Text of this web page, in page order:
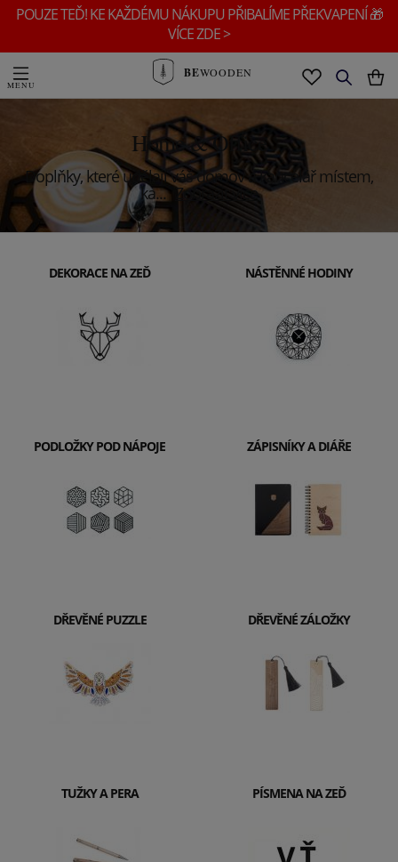
POUZE TEĎ! KE KAŽDÉMU NÁKUPU PŘIBALÍME PŘEKVAPENÍ 🎁
VÍCE ZDE >
BEWOODEN
Home & Office
Doplňky, které udělají váš domov a kancelář místem,
ka... Zobrazit více
DEKORACE NA ZEĎ NÁSTĚNNÉ HODINY
PODLOŽKY POD NÁPOJE ZÁPISNÍKY A DIÁŘE
DŘEVĚNÉ PUZZLE DŘEVĚNÉ ZÁLOŽKY
TUŽKY A PERA PÍSMENA NA ZEĎ